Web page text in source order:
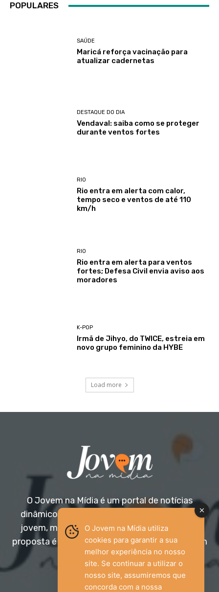
POPULARES
SAÚDE
Maricá reforça vacinação para
atualizar cadernetas
DESTAQUE DO DIA
Vendaval: saiba como se proteger
durante ventos fortes
RIO
Rio entra em alerta com calor,
tempo seco e ventos de até 110
km/h
RIO
Rio entra em alerta para ventos
fortes; Defesa Civil envia aviso aos
moradores
K-POP
Irmã de Jihyo, do TWICE, estreia em
novo grupo feminino da HYBE
Load more
O Jovem na Mídia é um portal de notícias
dinâmico e acessível, voltado para o público
jovem, mas aberto a todas as idades. Nossa
proposta é trazer informação relevante com um
olhar diferenciado.
Entre em contato:
jovemnamidia2017@gmail.com
O Jovem na Mídia utiliza
cookies para garantir a sua
melhor experiência no nosso
site. Se continuar a utilizar o
nosso site, assumiremos que
concorda com a nossa